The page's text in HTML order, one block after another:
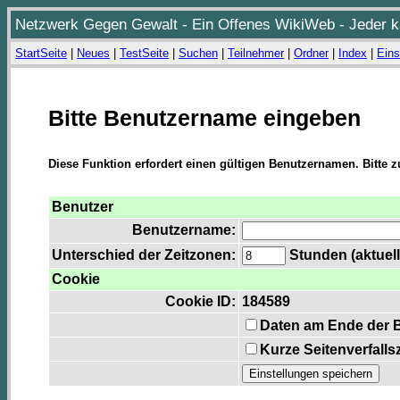
Netzwerk Gegen Gewalt - Ein Offenes WikiWeb - Jeder
StartSeite Neues TestSeite Suchen Teilnehmer| Ordner| Index
Bitte Benutzername eingeben
Diese Funktion erfordert einen gültigen Benutzernamen. Bitte
Benutzer
Benutzername:
Unterschied der Zeitzonen:
Stunden
Cookie
Cookie ID: 184589
Daten am Ende der
Kurze